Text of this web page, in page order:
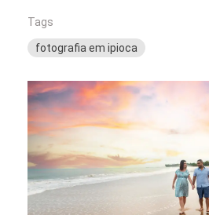
Tags
fotografia em ipioca